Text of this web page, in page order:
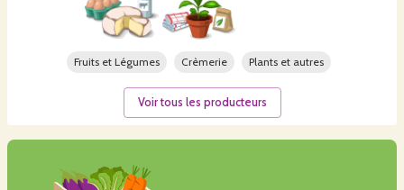
Fruits et Légumes Crèmerie Plants et autres
Voir tous les producteurs